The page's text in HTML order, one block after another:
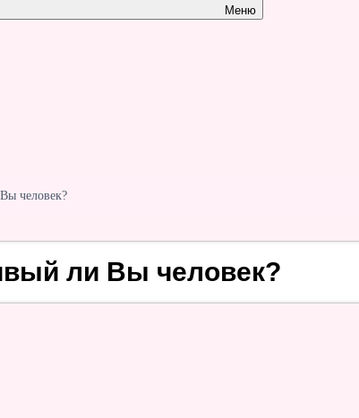
Меню
человек?
ли Вы человек?